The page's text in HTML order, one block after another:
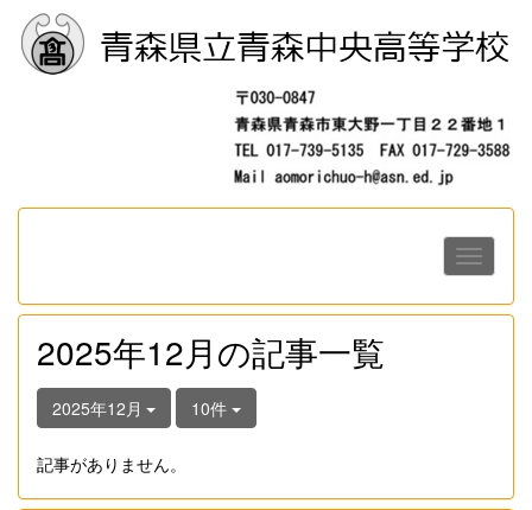
2025年12月の記事一覧
2025年12月 10件
記事がありません。